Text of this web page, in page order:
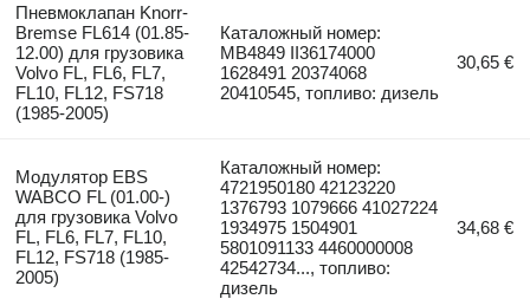
Пневмоклапан Knorr-
Bremse FL614 (01.85-
12.00) для грузовика
Volvo FL, FL6, FL7,
FL10, FL12, FS718
(1985-2005)
Каталожный номер:
MB4849 II36174000
1628491 20374068
20410545, топливо: дизель
30,65 €
Модулятор EBS
WABCO FL (01.00-)
для грузовика Volvo
FL, FL6, FL7, FL10,
FL12, FS718 (1985-
2005)
Каталожный номер:
4721950180 42123220
1376793 1079666 41027224
1934975 1504901
5801091133 4460000008
42542734..., топливо:
дизель
34,68 €